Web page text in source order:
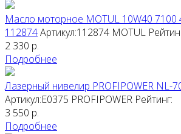
Масло моторное MOTUL 10W40 7100
112874Артикул:112874 MOTUL
2 330 р.
Подробнее
Лазерный нивелир PROFIPOWER NL-
Артикул:E0375 PROFIPOWER Рейтинг:
3 550 р.
Подробнее